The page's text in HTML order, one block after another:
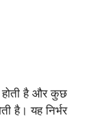
है और कुछ
है। यह निर्भर